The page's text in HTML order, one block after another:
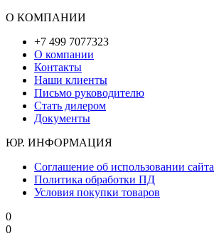
О КОМПАНИИ
+7 499 7077323
О компании
Контакты
Наши клиенты
Письмо руководителю
Стать дилером
Документы
ЮР. ИНФОРМАЦИЯ
Соглашение об использовании сайта
Политика обработки ПД
Условия покупки товаров
0
0